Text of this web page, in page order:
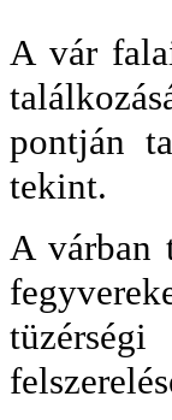
A vár
pontján
tekint.
A várban